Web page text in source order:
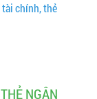
chính, thẻ
NGÂN